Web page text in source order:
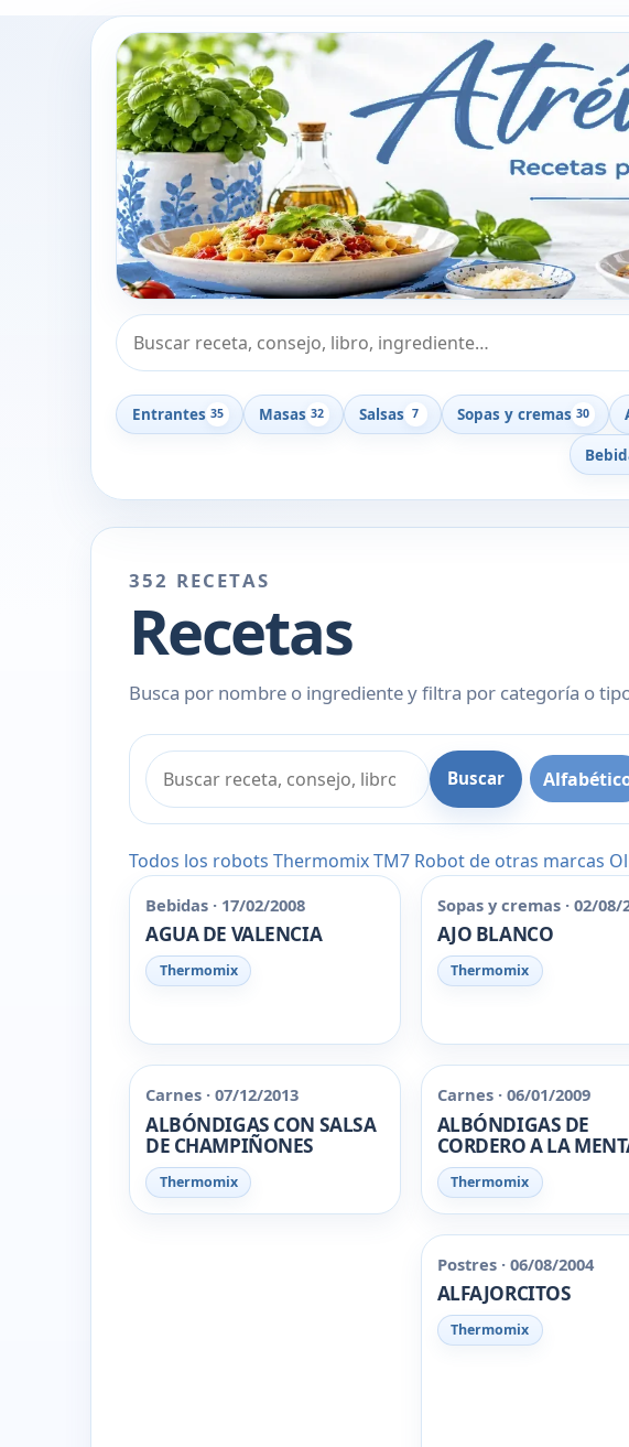
Buscar recetas, consejos o libros
Entrantes 35 Masas 32 Salsas 7 Sopas y cremas 30
352 RECETAS
Recetas
Busca por nombre o ingrediente y filtra por categoría o
Buscar
Todos los robots ThermomixTM7 Robot de otras marcas
Bebidas · 17/02/2008
AGUA DE VALENCIA
Thermomix
Sopas y cremas · 02/08/
AJO BLANCO
Thermomix
Carnes · 07/12/2013
ALBÓNDIGAS CON SALSA
DE CHAMPIÑONES
Thermomix
Carnes · 06/01/2009
ALBÓNDIGAS DE
CORDERO A LA
Thermomix
Postres · 06/08/2004
ALFAJORCITOS
Thermomix